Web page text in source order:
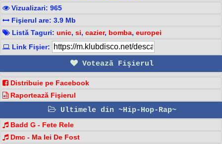
Vizualizari: 965
Fişierul are: 3.9 Mb
Listă Taguri: unic, si, cazier, bomba, europei
Link Fişier:
Votează Fişierul
Distribuie pe Facebook
Raportează Fişierul
Ultimele din ~Hip-Hop-Rap~
Badd G - Fete Rele
Dmc - Ma Iei De Fost